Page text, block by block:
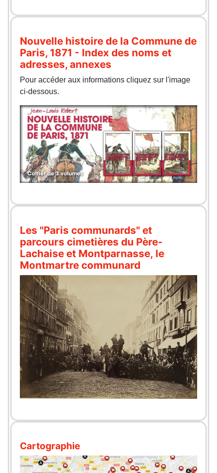
Nouvelle histoire de la Commune de
Paris, 1871 - Index des noms et
adresses, annexes
Pour accéder aux informations cliquez sur l'image
ci-dessous.
Les "Paris communards" et
parcours cimetières du Père-
Lachaise et Montparnasse, le
Montmartre communard
Cartographie